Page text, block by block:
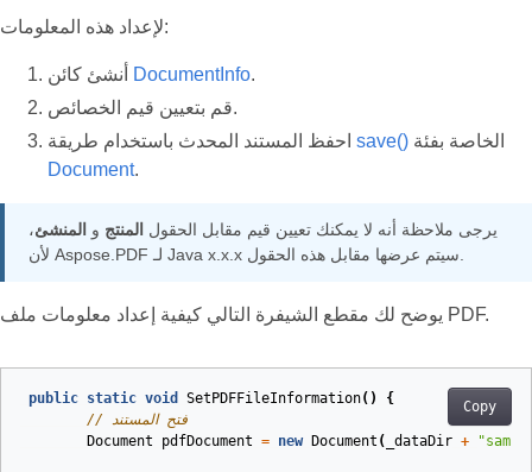
لإعداد هذه المعلومات:
DocumentInfo.
قم بتعيين قيم الخصائص.
save() الخاصة بفئة
Document.
يرجى ملاحظة أنه لا يمكنك تعيين قيم مقابل الحقول المنتج و المنشئ،
يوضح لك مقطع الشيفرة التالي كيفية إعداد معلومات ملف PDF.
Copy
public static void SetPDFFileInformation()
{
// فتح المستند
Document
pdfDocument = new Document ( _dataDir +